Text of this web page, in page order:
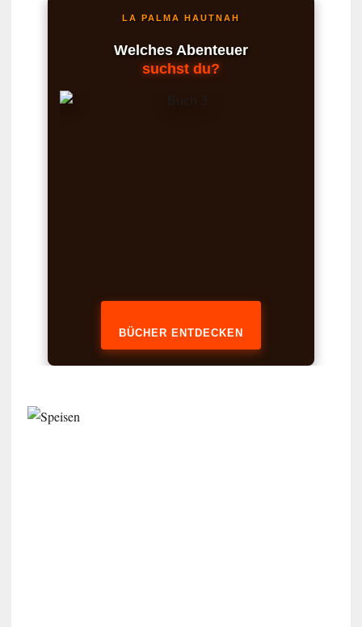
LA PALMA HAUTNAH
Welches Abenteuer
suchst du?
BÜCHER ENTDECKEN